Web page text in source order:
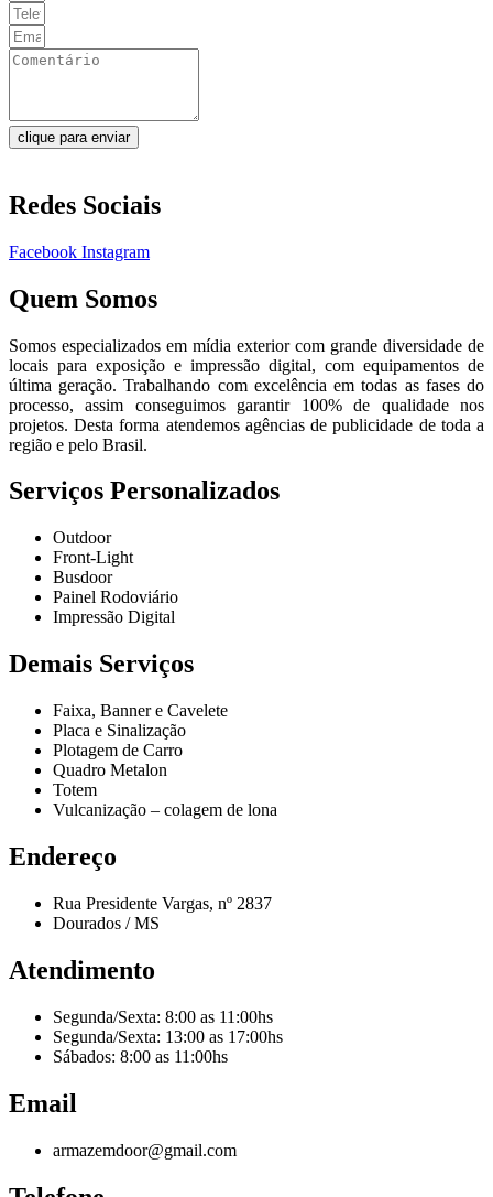
clique para enviar
Redes Sociais
Facebook Instagram
Quem Somos
Somos especializados em mídia exterior com grande diversidade de
locais para exposição e impressão digital, com equipamentos de
última geração. Trabalhando com excelência em todas as fases do
processo, assim conseguimos garantir 100% de qualidade nos
projetos. Desta forma atendemos agências de publicidade de toda a
região e pelo Brasil.
Serviços Personalizados
Outdoor
Front-Light
Busdoor
Painel Rodoviário
Impressão Digital
Demais Serviços
Faixa, Banner e Cavelete
Placa e Sinalização
Plotagem de Carro
Quadro Metalon
Totem
Vulcanização – colagem de lona
Endereço
Rua Presidente Vargas, nº 2837
Dourados / MS
Atendimento
Segunda/Sexta: 8:00 as 11:00hs
Segunda/Sexta: 13:00 as 17:00hs
Sábados: 8:00 as 11:00hs
Email
armazemdoor@gmail.com